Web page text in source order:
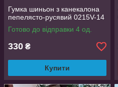
Гумка шиньон з канекалона
пепелясто-русявий 0215V-14
Готово до відправки 4 од.
330 ₴
Купити